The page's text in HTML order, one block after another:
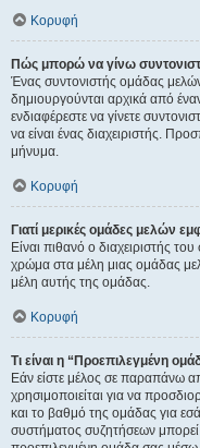
Κορυφή
Πώς μπορώ να γίνω
Ένας συντονιστής ομάδας
δημιουργούνται αρχικά από
ενδιαφέρεστε να γίνετε
να είναι ένας διαχειριστής.
μήνυμα.
Κορυφή
Γιατί μερικές ομάδες μελών
Είναι πιθανό ο διαχειριστής
χρώμα στα μέλη μιας ομάδας
μέλη αυτής της ομάδας.
Κορυφή
Τι είναι η “Προεπιλεγμένη
Εάν είστε μέλος σε παραπάνω
χρησιμοποιείται για να
και το βαθμό της ομάδας για
συστήματος συζητήσεων